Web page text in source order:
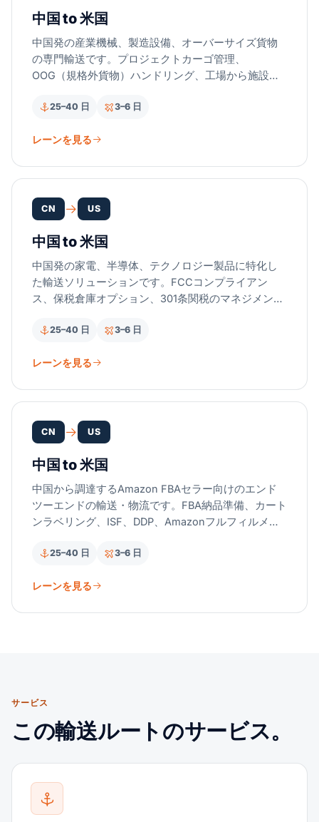
中国 to 米国
中国発の産業機械、製造設備、オーバーサイズ貨物
の専門輸送です。プロジェクトカーゴ管理、
OOG（規格外貨物）ハンドリング、工場から施設ま
25–40 日 3–6 日
レーンを見る
CN US
中国 to 米国
中国発の家電、半導体、テクノロジー製品に特化し
た輸送ソリューションです。FCCコンプライアン
ス、保税倉庫オプション、301条関税のマネジメント
25–40 日 3–6 日
レーンを見る
CN US
中国 to 米国
中国から調達するAmazon FBAセラー向けのエンド
ツーエンドの輸送・物流です。FBA納品準備、カート
ンラベリング、ISF、DDP、Amazonフルフィルメン
25–40 日 3–6 日
レーンを見る
サービス
この輸送ルートのサービス。